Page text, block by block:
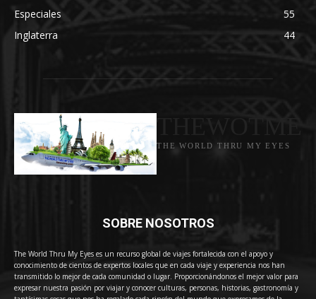
Especiales
55
Inglaterra
44
THE WORLD THRU MY EYES
SOBRE NOSOTROS
The World Thru My Eyes es un recurso global de viajes fortalecida con el apoyo y
conocimiento de cientos de expertos locales que en cada viaje y experiencia nos han
transmitido lo mejor de cada comunidad o lugar. Proporcionándonos el mejor valor para
expresar nuestra pasión por viajar y conocer culturas, personas, historias, gastronomía y